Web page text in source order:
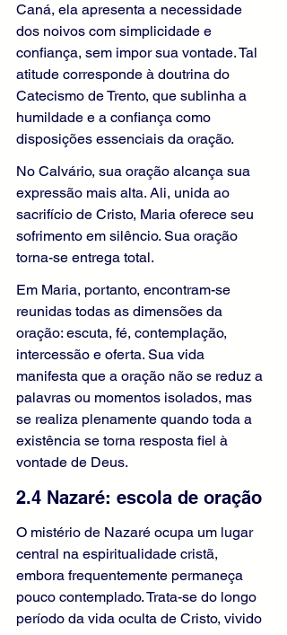
Caná, ela apresenta a necessidade
dos noivos com simplicidade e
confiança, sem impor sua vontade. Tal
atitude corresponde à doutrina do
Catecismo de Trento, que sublinha a
humildade e a confiança como
disposições essenciais da oração.
No Calvário, sua oração alcança sua
expressão mais alta. Ali, unida ao
sacrifício de Cristo, Maria oferece seu
sofrimento em silêncio. Sua oração
torna-se entrega total.
Em Maria, portanto, encontram-se
reunidas todas as dimensões da
oração: escuta, fé, contemplação,
intercessão e oferta. Sua vida
manifesta que a oração não se reduz a
palavras ou momentos isolados, mas
se realiza plenamente quando toda a
existência se torna resposta fiel à
vontade de Deus.
2.4 Nazaré: escola de oração
O mistério de Nazaré ocupa um lugar
central na espiritualidade cristã,
embora frequentemente permaneça
pouco contemplado. Trata-se do longo
período da vida oculta de Cristo, vivido